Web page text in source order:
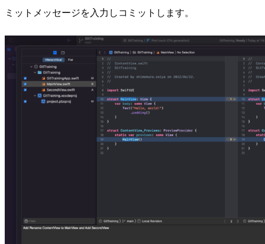
ミットメッセージを入力しコミットします。